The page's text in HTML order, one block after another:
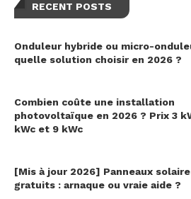
RECENT POSTS
Onduleur hybride ou micro-
quelle solution choisir en 2026 ?
Combien coûte une installation
photovoltaïque en 2026 ? Prix 3
kWc et 9 kWc
[Mis à jour 2026] Panneaux
gratuits : arnaque ou vraie aide ?